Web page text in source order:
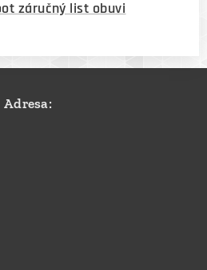
záručný list obuvi
Adresa: